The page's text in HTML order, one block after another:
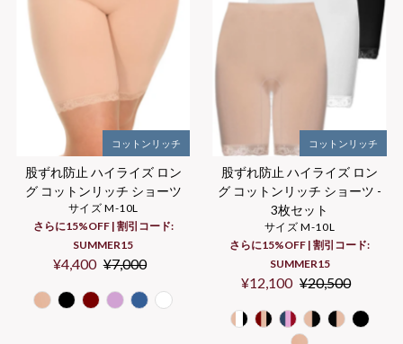
コットンリッチ
股ずれ防止 ハイライズ ロン
グ コットンリッチ ショーツ
サイズ M-10L
さらに15%OFF | 割引コード:
SUMMER15
セ
ル
¥4,400 通
価
¥7,000
コットンリッチ
股ずれ防止 ハイライズ ロン
グ コットンリッチ ショーツ -
3枚セット
サイズ M-10L
さらに15%OFF | 割引コード:
SUMMER15
セ
ル
¥12,100 通
価
格
¥20,500